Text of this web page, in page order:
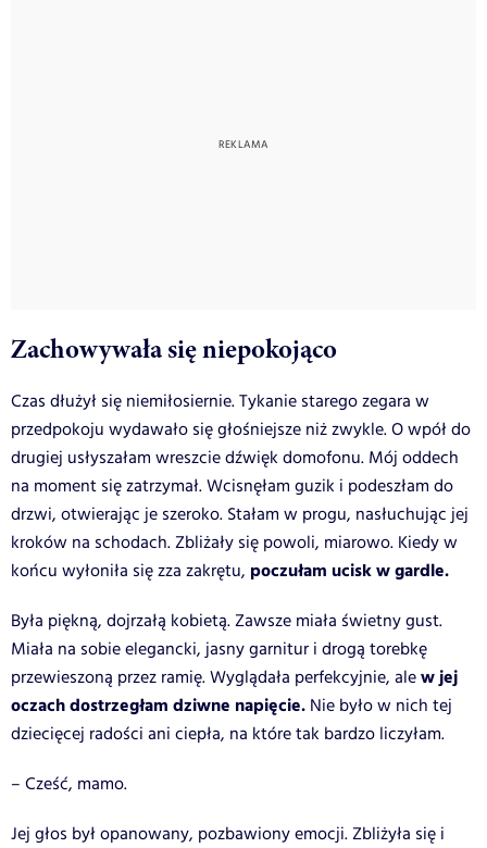
Zachowywała się niepokojąco
Czas dłużył się niemiłosiernie. Tykanie starego zegara w
przedpokoju wydawało się głośniejsze niż zwykle. O wpół do
drugiej usłyszałam wreszcie dźwięk domofonu. Mój oddech
na moment się zatrzymał. Wcisnęłam guzik i podeszłam do
drzwi, otwierając je szeroko. Stałam w progu, nasłuchując jej
kroków na schodach. Zbliżały się powoli, miarowo. Kiedy w
końcu wyłoniła się zza zakrętu, poczułam ucisk w gardle.
Była piękną, dojrzałą kobietą. Zawsze miała świetny gust.
Miała na sobie elegancki, jasny garnitur i drogą torebkę
przewieszoną przez ramię. Wyglądała perfekcyjnie, alew jej
oczach dostrzegłam dziwne napięcie. Nie było w nich tej
dziecięcej radości ani ciepła, na które tak bardzo liczyłam.
– Cześć, mamo.
Jej głos był opanowany, pozbawiony emocji. Zbliżyła się i